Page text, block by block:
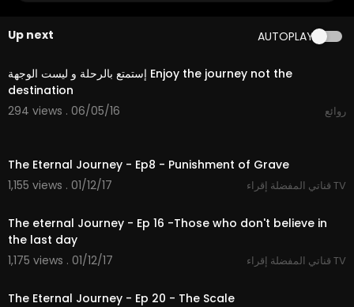
Up next AUTOPLAY
04:40
إستمتع بالرحلة و ليست الوجهة Enjoy the journey not the
destination
294 views . 06/05/16
روائع
The Eternal Journey - Ep8 - Punishment of Grave
1,155 views . 01/12/17
قناتي المفضلة إقراء TV
The eternal Journey - Ep 16 -Those who don't believe in
the last day
1,175 views . 01/12/17
قناتي المفضلة إقراء TV
The Eternal Journey - Ep 20 - The Scale